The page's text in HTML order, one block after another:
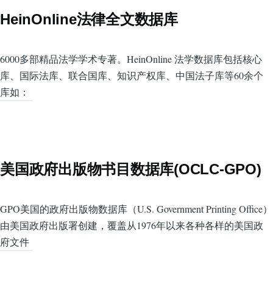
HeinOnline法律全文数据库
6000多部精品法学学术专著。HeinOnline 法学数据库包括核心
库、国际法库、联合国库、知识产权库、中国法子库等60余个
库如：
美国政府出版物书目数据库(OCLC-GPO)
GPO美国的政府出版物数据库（U.S. Government Printing Office）
由美国政府出版署创建，覆盖从1976年以来各种各样的美国政
府文件